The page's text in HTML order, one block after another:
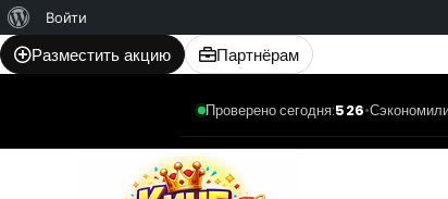
WordPress
Войти
Разместить акцию Партнёрам
Проверено сегодня:526•